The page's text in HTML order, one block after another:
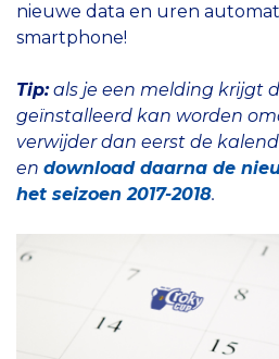
nieuwe data en uren
smartphone!
Tip:als je een melding krijgt
geïnstalleerd kan worden
verwijder dan eerst de
en download daarna de
het seizoen 2017-2018.